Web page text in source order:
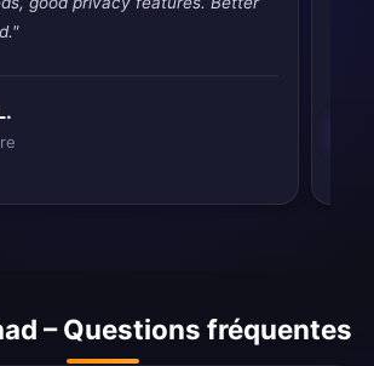
– Questions fréquentes